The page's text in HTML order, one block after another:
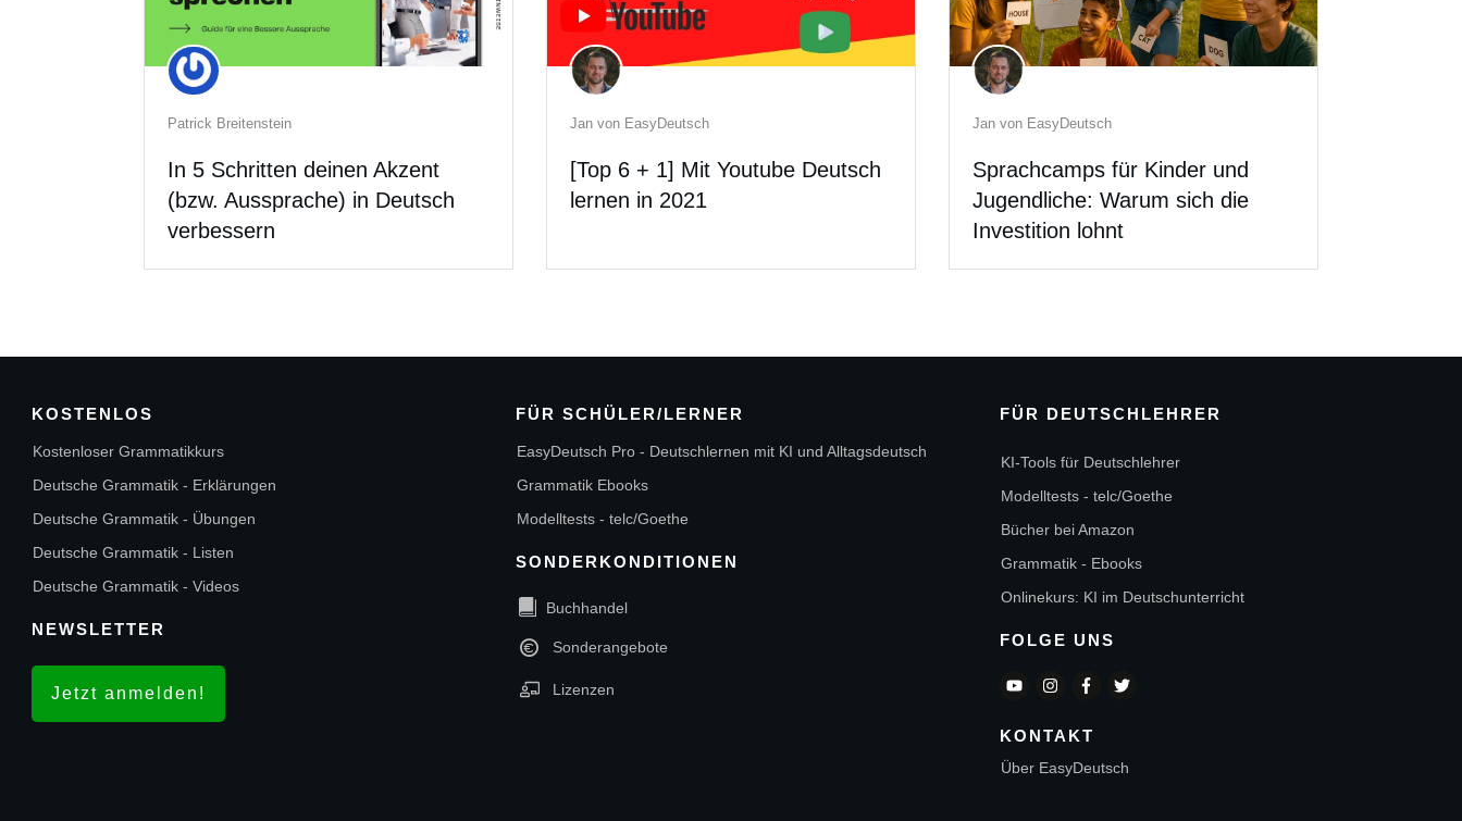
Patrick Breitenstein
In 5 Schritten deinen Akzent
(bzw. Aussprache) in Deutsch
verbessern
Jan von EasyDeutsch
[Top 6 + 1] Mit Youtube Deutsch
lernen in 2021
Jan von EasyDeutsch
Sprachcamps für Kinder und
Jugendliche: Warum sich die
Investition lohnt
KOSTENLOS
Kostenloser Grammatikkurs
Deutsche Grammatik - Erklärungen
Deutsche Grammatik - Übungen
Deutsche Grammatik - Listen
Deutsche Grammatik - Videos
NEWSLETTER
Jetzt anmelden!
FÜR SCHÜLER/LERNER
EasyDeutsch Pro - Deutschlernen mit KI und Alltagsdeutsch
Grammatik Ebooks
Modelltests - telc/Goethe
SONDERKONDITIONEN
Buchhandel
Sonderangebote
Lizenzen
FÜR DEUTSCHLEHRER
KI-Tools für Deutschlehrer
Modelltests - telc/Goethe
Bücher bei Amazon
Grammatik - Ebooks
Onlinekurs: KI im Deutschunterricht
FOLGE UNS
KONTAKT
Über EasyDeutsch